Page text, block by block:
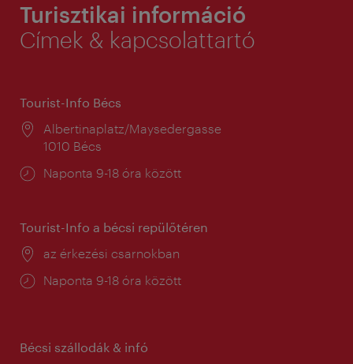
Turisztikai információ
Címek & kapcsolattartó
Tourist-Info Bécs
Helyszín:
Albertinaplatz/Maysedergasse
1010 Bécs
Nyitva
Naponta 9-18 óra között
Tourist-Info a bécsi repülőtéren
Helyszín:
az érkezési csarnokban
Nyitva
Naponta 9-18 óra között
Bécsi szállodák & infó